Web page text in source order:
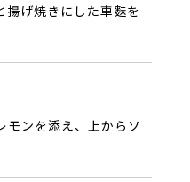
揚げ焼きにした車麩を
モンを添え、上からソ